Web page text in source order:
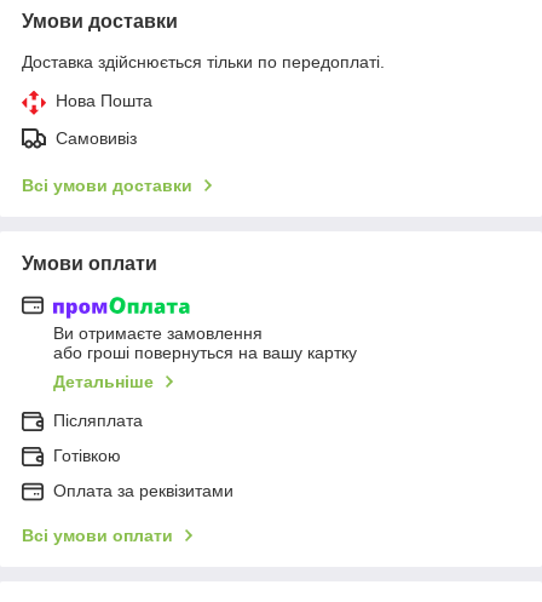
Умови доставки
Доставка здійснюється тільки по передоплаті.
Нова Пошта
Самовивіз
Всі умови доставки
Умови оплати
Ви отримаєте замовлення
або гроші повернуться на вашу картку
Детальніше
Післяплата
Готівкою
Оплата за реквізитами
Всі умови оплати